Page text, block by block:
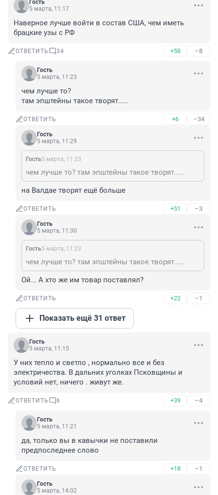
Гость
5 марта, 11:17
Наверное лучше войти в состав США, чем иметь
брацкие узы с РФ
ОТВЕТИТЬ 34 +58 –8
Гость
5 марта, 11:23
чем лучше то?
там эпштейны такое творят.....
ОТВЕТИТЬ +6 –34
Гость
5 марта, 11:29
Гость5 марта, 11:23
чем лучше то? там эпштейны такое творят.....
на Валдае творят ещё больше
ОТВЕТИТЬ +51 –3
Гость
5 марта, 11:30
Гость5 марта, 11:23
чем лучше то? там эпштейны такое творят.....
Ой... А хто же им товар поставлял?
ОТВЕТИТЬ +22 –1
Показать ещё 31 ответ
Гость
5 марта, 11:15
У них тепло и светло , нормально все и без
электричества. В дальних уголках Псковщины и
условий нет, ничего . живут же.
ОТВЕТИТЬ 6 +39 –4
Гость
5 марта, 11:21
да, только вы в кавычки не поставили
предпоследнее слово
ОТВЕТИТЬ +18 –1
Гость
5 марта, 14:02